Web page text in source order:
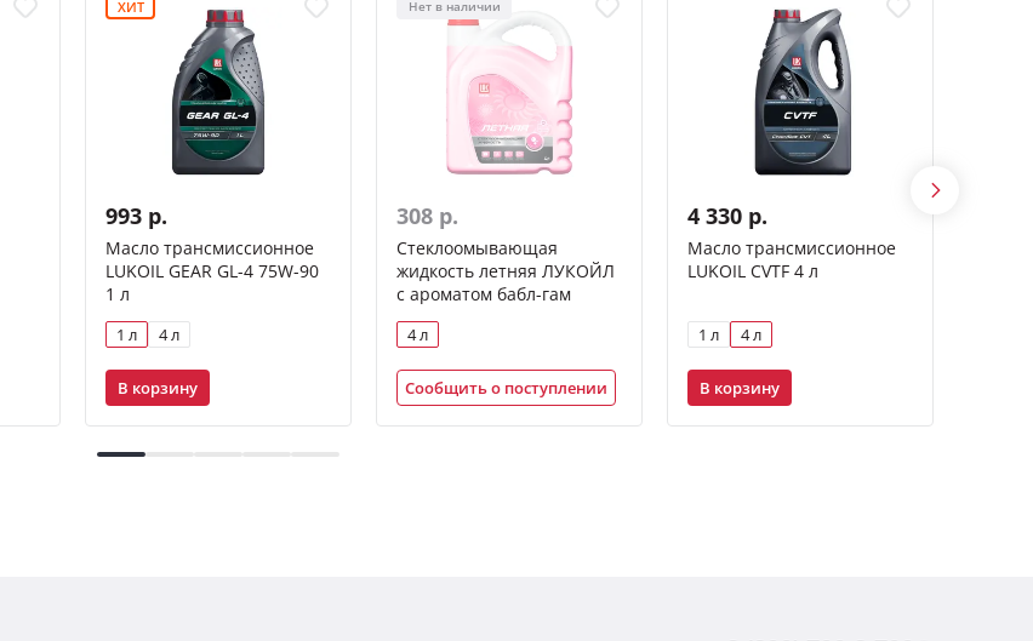
ХИТ
993 р.
Масло трансмиссионное
LUKOIL GEAR GL-4 75W-90
1 л
1 л 4 л
В корзину
Нет в наличии
308 р.
Стеклоомывающая
жидкость летняя ЛУКОЙЛ
с ароматом бабл-гам
4 л
Сообщить о поступлении
4 330 р.
Масло трансмиссионное
LUKOIL CVTF 4 л
1 л 4 л
В корзину